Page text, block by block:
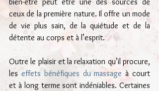
bien-être peut être une des sources de
ceux de la première nature. Il offre un mode
de vie plus sain, de la quiétude et de la
détente au corps et à l’esprit.
Outre le plaisir et la relaxation qu’il procure,
les effets bénéfiques du massage à court
et à long terme sont indéniables. Certaines